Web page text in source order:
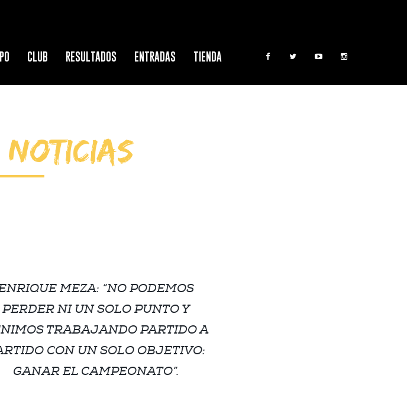
CLUB RESULTADOS ENTRADAS TIENDA
MEZA: “NO PODEMOS
PERDER NI UN SOLO PUNTO Y
TRABAJANDO PARTIDO A
CON UN SOLO OBJETIVO:
GANAR EL CAMPEONATO”.